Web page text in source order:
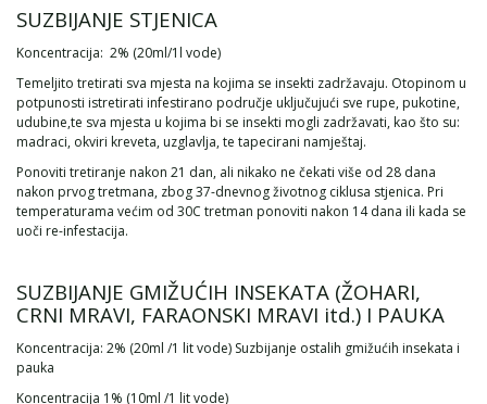
SUZBIJANJE STJENICA
Koncentracija: 2% (20ml/1l vode)
Temeljito tretirati sva mjesta na kojima se insekti zadržavaju. Otopinom u
potpunosti istretirati infestirano područje uključujući sve rupe, pukotine,
udubine,te sva mjesta u kojima bi se insekti mogli zadržavati, kao što su:
madraci, okviri kreveta, uzglavlja, te tapecirani namještaj.
Ponoviti tretiranje nakon 21 dan, ali nikako ne čekati više od 28 dana
nakon prvog tretmana, zbog 37-dnevnog životnog ciklusa stjenica. Pri
temperaturama većim od 30C tretman ponoviti nakon 14 dana ili kada se
uoči re-infestacija.
SUZBIJANJE GMIŽUĆIH INSEKATA (ŽOHARI,
CRNI MRAVI, FARAONSKI MRAVI itd.) I PAUKA
Koncentracija: 2% (20ml /1 lit vode) Suzbijanje ostalih gmižućih insekata i
pauka
Koncentracija 1% (10ml /1 lit vode)